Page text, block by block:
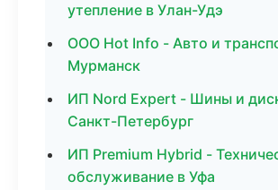
утепление в Улан-Удэ
ООО Hot Info - Авто и
Мурманск
ИП Nord Expert - Шины и
Санкт-Петербург
ИП Premium Hybrid -
обслуживание в Уфа